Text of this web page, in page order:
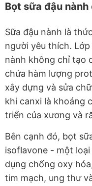
Bọt sữa đậu
Sữa đậu nành là
người yêu thích.
nành không chỉ tạo
chứa hàm lượng
xây dựng và sửa
khi canxi là khoáng
triển của xương và
Bên cạnh đó, bọt
isoflavone - một
dụng chống oxy
tim mạch, ung thư